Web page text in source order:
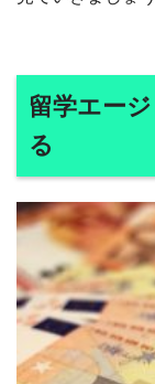
留学エー
る